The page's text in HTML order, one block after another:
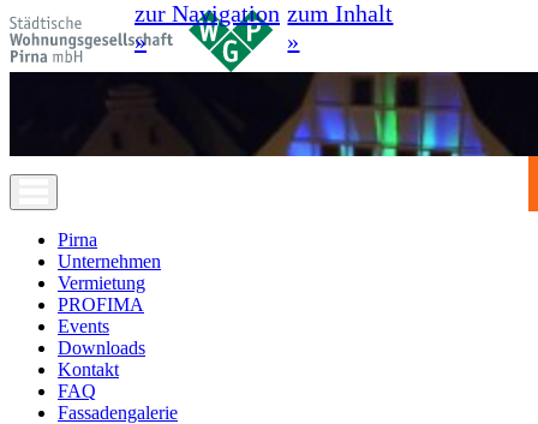
zur Navigation
»
zum Inhalt
»
Pirna
Unternehmen
Vermietung
PROFIMA
Events
Downloads
Kontakt
FAQ
Fassadengalerie